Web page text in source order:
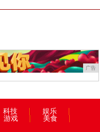
广告
科技
娱乐
游戏
美食